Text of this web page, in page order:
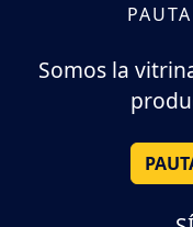
Somos la